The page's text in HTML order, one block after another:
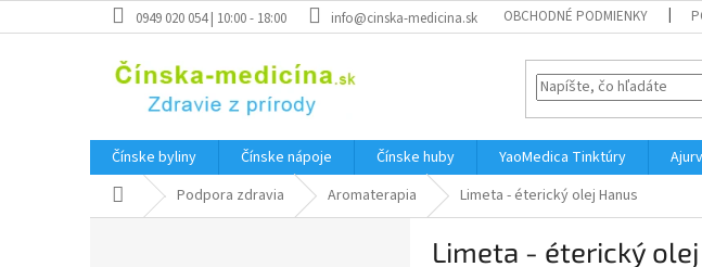
na
0949 020 054 | 10:00 - 18:00 info@cinska-medicina.sk OBCHODNÉ PODMIENKY
Čínske byliny Čínske nápoje Čínske huby YaoMedica Tinktúry
DomovPodpora zdravia Aromaterapia Limeta - éterický olej Hanus
Limeta - éterický